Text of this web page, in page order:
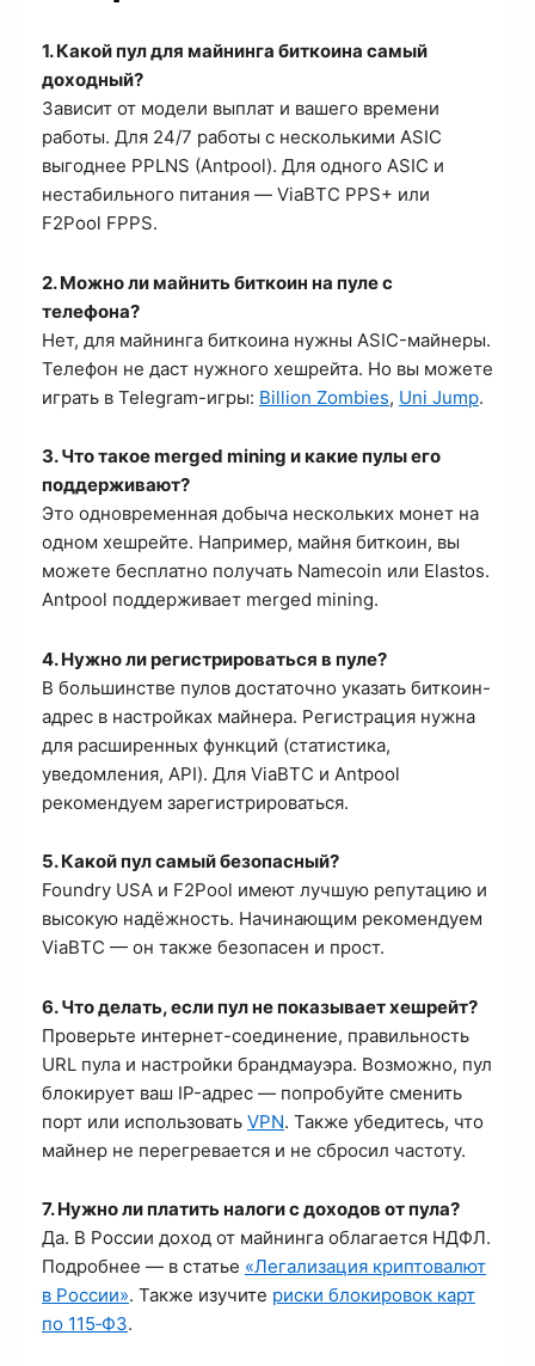
1. Какой пул для майнинга биткоина самый
доходный?
Зависит от модели выплат и вашего времени
работы. Для 24/7 работы с несколькими ASIC
выгоднее PPLNS (Antpool). Для одного ASIC и
нестабильного питания — ViaBTC PPS+ или
F2Pool FPPS.
2. Можно ли майнить биткоин на пуле с
телефона?
Нет, для майнинга биткоина нужны ASIC-майнеры.
Телефон не даст нужного хешрейта. Но вы можете
играть в Telegram-игры: Billion Zombies, Uni Jump.
3. Что такое merged mining и какие пулы его
поддерживают?
Это одновременная добыча нескольких монет на
одном хешрейте. Например, майня биткоин, вы
можете бесплатно получать Namecoin или Elastos.
Antpool поддерживает merged mining.
4. Нужно ли регистрироваться в пуле?
В большинстве пулов достаточно указать биткоин-
адрес в настройках майнера. Регистрация нужна
для расширенных функций (статистика,
уведомления, API). Для ViaBTC и Antpool
рекомендуем зарегистрироваться.
5. Какой пул самый безопасный?
Foundry USA и F2Pool имеют лучшую репутацию и
высокую надёжность. Начинающим рекомендуем
ViaBTC — он также безопасен и прост.
6. Что делать, если пул не показывает хешрейт?
Проверьте интернет-соединение, правильность
URL пула и настройки брандмауэра. Возможно, пул
блокирует ваш IP-адрес — попробуйте сменить
порт или использовать VPN. Также убедитесь, что
майнер не перегревается и не сбросил частоту.
7. Нужно ли платить налоги с доходов от пула?
Да. В России доход от майнинга облагается НДФЛ.
Подробнее — в статье «Легализация криптовалют
в России». Также изучите риски блокировок карт
по 115‑ФЗ.